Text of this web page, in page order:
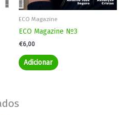
ECO Magazine
ECO Magazine Nº3
€6,00
Adicionar